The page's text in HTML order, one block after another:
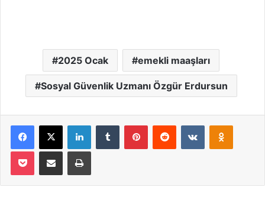
2025 Ocak emekli maaşları
Sosyal Güvenlik Uzmanı Özgür Erdursun